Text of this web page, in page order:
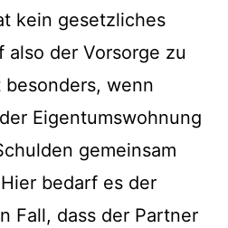
kein gesetzliches
also der Vorsorge zu
wenn
Eigentumswohnung
gemeinsam
bedarf es der
Fall, dass der Partner